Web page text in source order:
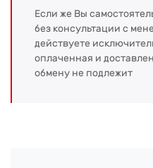
Если же Вы
без консультации с
действуете
оплаченная и
обмену не подлежит